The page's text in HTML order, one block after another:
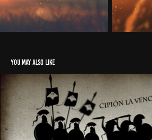
You may also like
Artpoética - 001